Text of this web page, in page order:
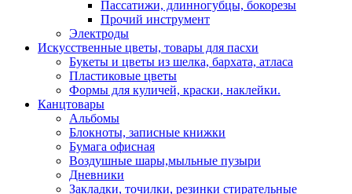
Пассатижи, длинногубцы, бокорезы
Прочий инструмент
Электроды
Искусственные цветы, товары для пасхи
Букеты и цветы из шелка, бархата, атласа
Пластиковые цветы
Формы для куличей, краски, наклейки.
Канцтовары
Альбомы
Блокноты, записные книжки
Бумага офисная
Воздушные шары,мыльные пузыри
Дневники
Закладки, точилки, резинки стирательные